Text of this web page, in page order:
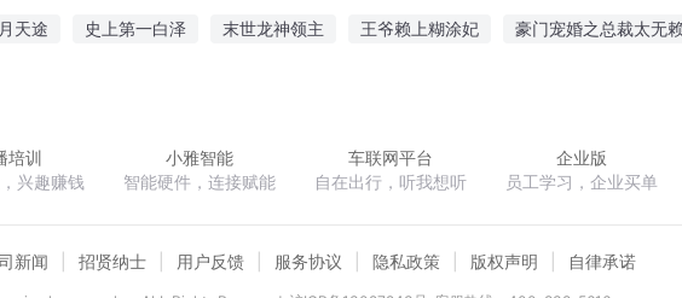
天途 史上第一白泽 末世龙神领主 王爷赖上糊涂妃 豪门宠婚之总裁太无赖
培训
兴趣赚钱
小雅智能
智能硬件，连接赋能
车联网平台
自在出行，听我想听
企业版
员工学习，企业买单
新闻 招贤纳士 用户反馈 服务协议 隐私政策 版权声明 自律承诺